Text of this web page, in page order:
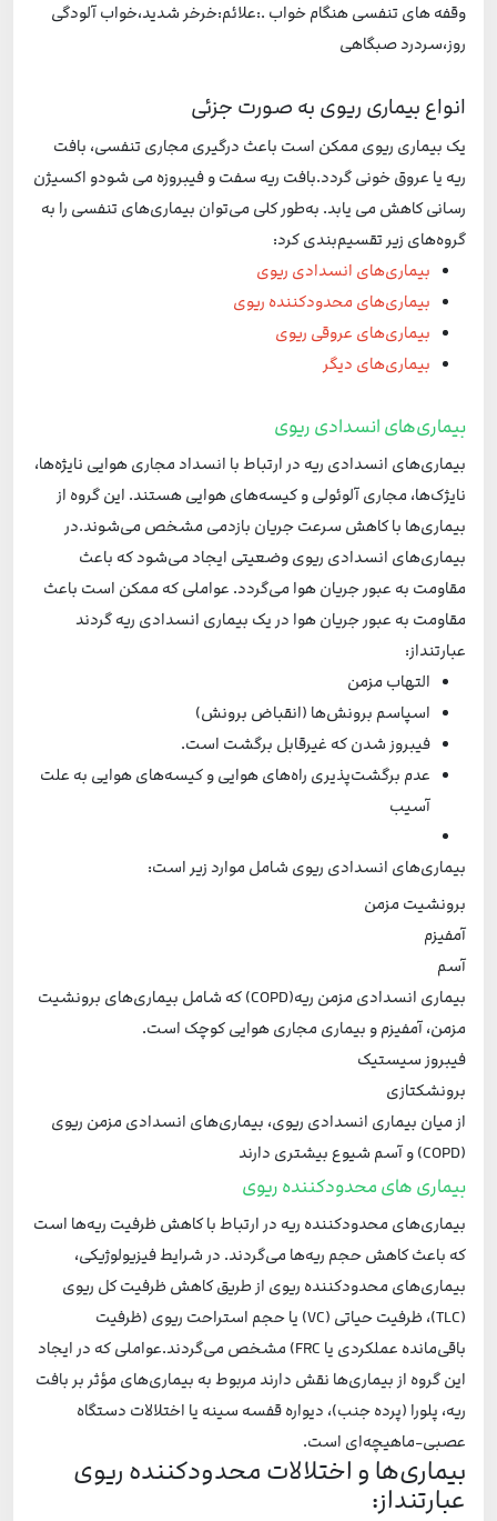
وقفه های تنفسی هنگام خواب .:علائم:خرخر شدید،خواب آلودگی
روز،سردرد صبگاهی
انواع بیماری ریوی به صورت جزئی
یک بیماری ریوی ممکن است باعث درگیری مجاری تنفسی، بافت
ریه یا عروق خونی گردد.بافت ریه سفت و فیبروزه می شودو اکسیژن
رسانی کاهش می یابد. به‌طور کلی می‌توان بیماری‌های تنفسی را به
گروه‌های زیر تقسیم‌بندی کرد:
بیماری‌های انسدادی ریوی
بیماری‌های محدودکننده ریوی
بیماری‌های عروقی ریوی
بیماری‌های دیگر
بیماری‌های انسدادی ریوی
بیماری‌های انسدادی ریه در ارتباط با انسداد مجاری هوایی نایژه‌ها،
نایژک‌ها، مجاری آلوئولی و کیسه‌های هوایی هستند. این گروه از
بیماری‌ها با کاهش سرعت جریان بازدمی مشخص می‌شوند.در
بیماری‌های انسدادی ریوی وضعیتی ایجاد می‌شود که باعث
مقاومت به عبور جریان هوا می‌گردد. عواملی که ممکن است باعث
مقاومت به عبور جریان هوا در یک بیماری انسدادی ریه گردند
عبارتنداز:
التهاب مزمن
اسپاسم برونش‌ها (انقباض برونش)
فیبروز شدن که غیرقابل برگشت است.
عدم برگشت‌پذیری راه‌های هوایی و کیسه‌های هوایی به علت
آسیب
بیماری‌های انسدادی ریوی شامل موارد زیر است:
برونشیت مزمن
آمفیزم
آسم
بیماری انسدادی مزمن ریه(COPD) که شامل بیماری‌های برونشیت
مزمن، آمفیزم و بیماری مجاری هوایی کوچک است.
فیبروز سیستیک
برونشکتازی
از میان بیماری انسدادی ریوی، بیماری‌های انسدادی مزمن ریوی
(COPD) و آسم شیوع بیشتری دارند
بیماری های محدودکننده ریوی
بیماری‌های محدودکننده ریه در ارتباط با کاهش ظرفیت ریه‌ها است
که باعث کاهش حجم ریه‌ها می‌گردند. در شرایط فیزیولوژیکی،
بیماری‌های محدودکننده ریوی از طریق کاهش ظرفیت کل ریوی
(TLC)، ظرفیت حیاتی (VC) یا حجم استراحت ریوی (ظرفیت
باقی‌مانده عملکردی یا FRC) مشخص می‌گردند.عواملی که در ایجاد
این گروه از بیماری‌ها نقش دارند مربوط به بیماری‌های مؤثر بر بافت
ریه، پلورا (پرده جنب)، دیواره قفسه سینه یا اختلالات دستگاه
عصبی-ماهیچه‌ای است.
بیماری‌ها و اختلالات محدودکننده ریوی
عبارتنداز: